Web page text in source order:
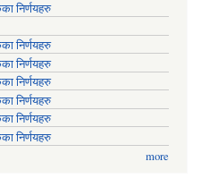
निर्णयहरु
निर्णयहरु
निर्णयहरु
निर्णयहरु
निर्णयहरु
निर्णयहरु
निर्णयहरु
more